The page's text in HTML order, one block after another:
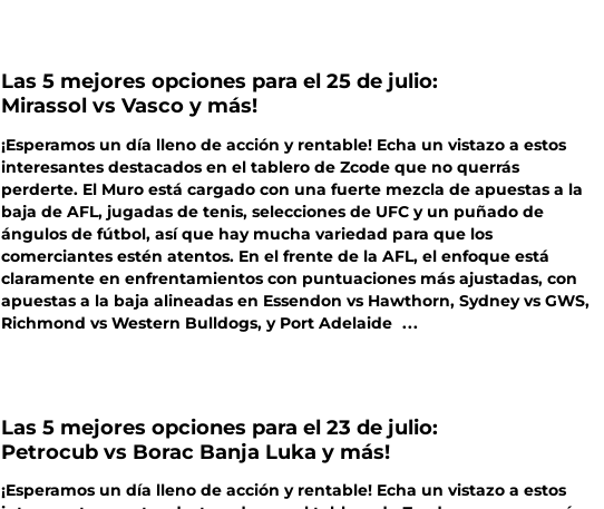
Las 5 mejores opciones para el 25 de julio:
Mirassol vs Vasco y más!
¡Esperamos un día lleno de acción y rentable! Echa un vistazo a estos
interesantes destacados en el tablero de Zcode que no querrás
perderte. El Muro está cargado con una fuerte mezcla de apuestas a la
baja de AFL, jugadas de tenis, selecciones de UFC y un puñado de
ángulos de fútbol, así que hay mucha variedad para que los
comerciantes estén atentos. En el frente de la AFL, el enfoque está
claramente en enfrentamientos con puntuaciones más ajustadas, con
apuestas a la baja alineadas en Essendon vs Hawthorn, Sydney vs GWS,
Richmond vs Western Bulldogs, y Port Adelaide ...
Las 5 mejores opciones para el 23 de julio:
Petrocub vs Borac Banja Luka y más!
¡Esperamos un día lleno de acción y rentable! Echa un vistazo a estos